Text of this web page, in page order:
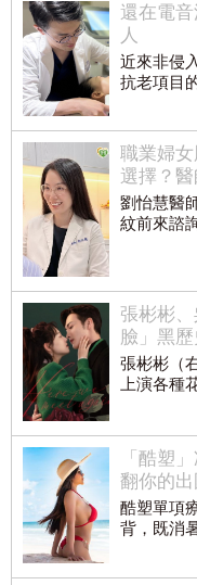
還在電
人
近來非侵
抗老項目
職業婦
選擇？
劉怡慧醫
紋前來諮
張彬彬
臉」黑
張彬彬（
上演各種
「酷塑
翻你的出
酷塑單項
背，既消